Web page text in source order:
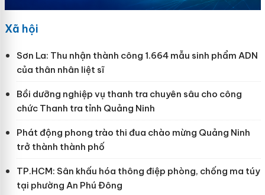
Xã hội
Sơn La: Thu nhận thành công 1.664 mẫu sinh phẩm ADN
của thân nhân liệt sĩ
Bồi dưỡng nghiệp vụ thanh tra chuyên sâu cho công
chức Thanh tra tỉnh Quảng Ninh
Phát động phong trào thi đua chào mừng Quảng Ninh
trở thành thành phố
TP.HCM: Sân khấu hóa thông điệp phòng, chống ma túy
tại phường An Phú Đông